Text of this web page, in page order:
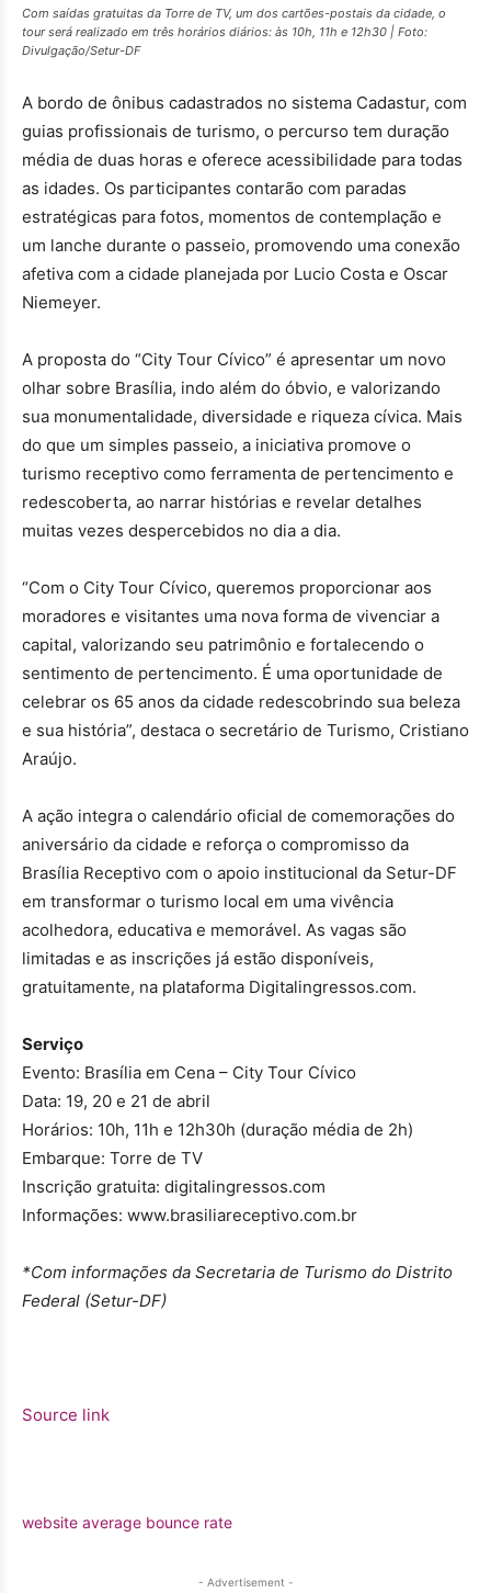
Com saídas gratuitas da Torre de TV, um dos cartões-postais da cidade, o
tour será realizado em três horários diários: às 10h, 11h e 12h30 | Foto:
Divulgação/Setur-DF
A bordo de ônibus cadastrados no sistema Cadastur, com
guias profissionais de turismo, o percurso tem duração
média de duas horas e oferece acessibilidade para todas
as idades. Os participantes contarão com paradas
estratégicas para fotos, momentos de contemplação e
um lanche durante o passeio, promovendo uma conexão
afetiva com a cidade planejada por Lucio Costa e Oscar
Niemeyer.
A proposta do “City Tour Cívico” é apresentar um novo
olhar sobre Brasília, indo além do óbvio, e valorizando
sua monumentalidade, diversidade e riqueza cívica. Mais
do que um simples passeio, a iniciativa promove o
turismo receptivo como ferramenta de pertencimento e
redescoberta, ao narrar histórias e revelar detalhes
muitas vezes despercebidos no dia a dia.
“Com o City Tour Cívico, queremos proporcionar aos
moradores e visitantes uma nova forma de vivenciar a
capital, valorizando seu patrimônio e fortalecendo o
sentimento de pertencimento. É uma oportunidade de
celebrar os 65 anos da cidade redescobrindo sua beleza
e sua história”, destaca o secretário de Turismo, Cristiano
Araújo.
A ação integra o calendário oficial de comemorações do
aniversário da cidade e reforça o compromisso da
Brasília Receptivo com o apoio institucional da Setur-DF
em transformar o turismo local em uma vivência
acolhedora, educativa e memorável. As vagas são
limitadas e as inscrições já estão disponíveis,
gratuitamente, na plataforma Digitalingressos.com.
Serviço
Evento: Brasília em Cena – City Tour Cívico
Data: 19, 20 e 21 de abril
Horários: 10h, 11h e 12h30h (duração média de 2h)
Embarque: Torre de TV
Inscrição gratuita: digitalingressos.com
Informações: www.brasiliareceptivo.com.br
*Com informações da Secretaria de Turismo do Distrito
Federal (Setur-DF)
Source link
website average bounce rate
- Advertisement -